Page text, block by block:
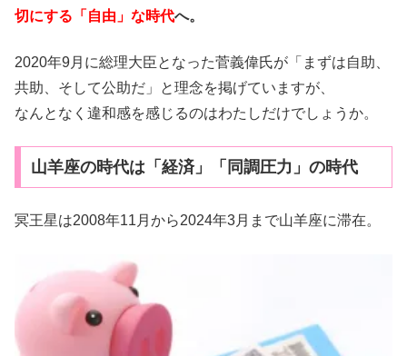
切にする「自由」な時代へ。
2020年9月に総理大臣となった菅義偉氏が「まずは自助、
共助、そして公助だ」と理念を掲げていますが、
なんとなく違和感を感じるのはわたしだけでしょうか。
山羊座の時代は「経済」「同調圧力」の時代
冥王星は2008年11月から2024年3月まで山羊座に滞在。